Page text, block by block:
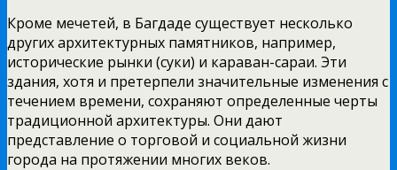
Кроме мечетей, в Багдаде существует несколько
других архитектурных памятников, например,
исторические рынки (суки) и караван-сараи. Эти
здания, хотя и претерпели значительные изменения с
течением времени, сохраняют определенные черты
традиционной архитектуры. Они дают
представление о торговой и социальной жизни
города на протяжении многих веков.